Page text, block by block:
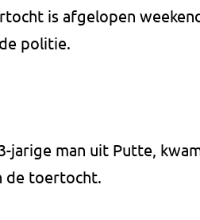
is afgelopen
politie.
jarige man uit Putte,
de toertocht.